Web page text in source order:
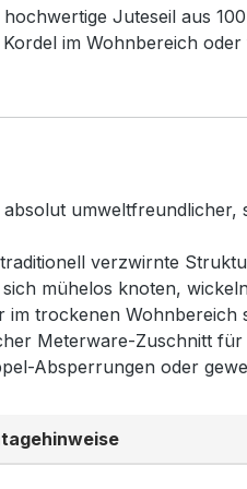
Juteseil aus
im Wohnbereich
absolut umweltfreundlicher,
verzwirnte
mühelos knoten,
im trockenen
Meterware-Zuschnitt
Absperrungen oder